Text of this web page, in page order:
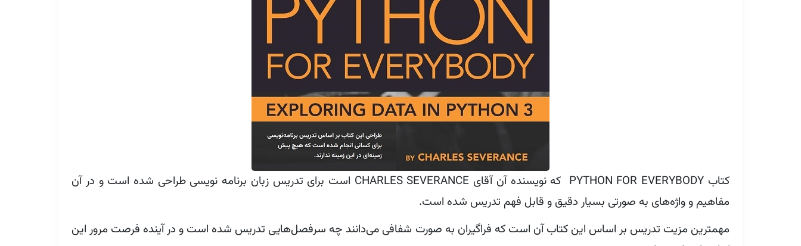
کتاب PYTHON FOR EVERYBODY که نویسنده آن آقای CHARLES SEVERANCE است برای تدریس زبان برنامه نویسی طراحی شده است و در آن
مفاهیم و واژه‌های به صورتی بسیار دقیق و قابل فهم تدریس شده است.
مهمترین مزیت تدریس بر اساس این کتاب آن است که فراگیران به صورت شفافی می‌دانند چه سرفصل‌هایی تدریس شده است و در آینده فرصت مرور این